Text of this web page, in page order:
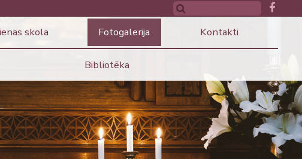
skola Fotogalerija Kontakti
Bibliotēka